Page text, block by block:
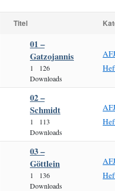
Titel
01 –
Gatzojannis
1
126
Downloads
02 –
Schmidt
1
113
Downloads
03 –
Göttlein
1
136
Downloads